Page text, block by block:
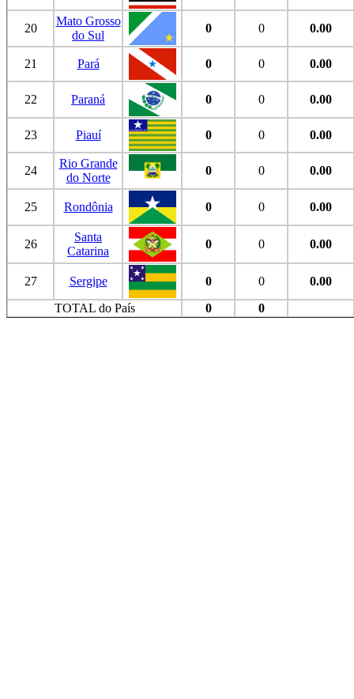
20
Mato Grosso
do Sul
0 0 0.00
21 Pará 0 0 0.00
22 Paraná 0 0 0.00
23 Piauí 0 0 0.00
24
Rio Grande
do Norte
0 0 0.00
25 Rondônia 0 0 0.00
26
Santa
Catarina
0 0 0.00
27 Sergipe 0 0
0.00
TOTAL do País
0 0